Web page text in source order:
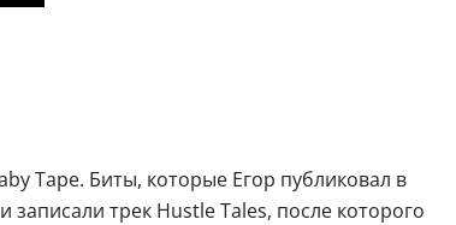
Tape. Биты, которые Егор публиковал в
трек Hustle Tales, после которого